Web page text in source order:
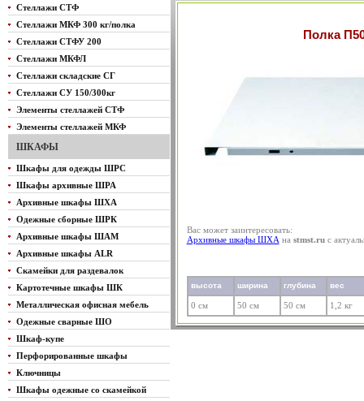
Стеллажи СТФ
Стеллажи МКФ 300 кг/полка
Стеллажи СТФУ 200
Стеллажи МКФЛ
Стеллажи складские СГ
Стеллажи СУ 150/300кг
Элементы стеллажей СТФ
Элементы стеллажей МКФ
ШКАФЫ
Шкафы для одежды ШРС
Шкафы архивные ШРА
Архивные шкафы ШХА
Одежные сборные ШРК
Архивные шкафы ШАМ
Архивные шкафы ALR
Скамейки для раздевалок
Картотечные шкафы ШК
Металлическая офисная мебель
Одежные сварные ШО
Шкаф-купе
Перфорированные шкафы
Ключницы
Шкафы одежные со скамейкой
Полка
Вас может заинтересовать:
Архивные шкафы ШХА на stmst.ruс
высота ширина глубина вес
0 см 50 см 50 см 1,2 кг